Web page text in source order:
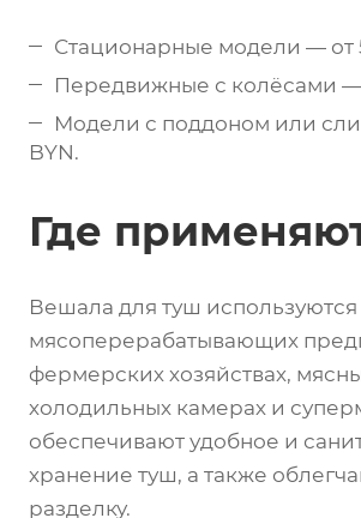
Стационарные модели — от
Передвижные с колёсами —
Модели с поддоном или
BYN.
Где
Вешала для туш используются
мясоперерабатывающих
фермерских хозяйствах,
холодильных камерах и
обеспечивают удобное и
хранение туш, а также
разделку.